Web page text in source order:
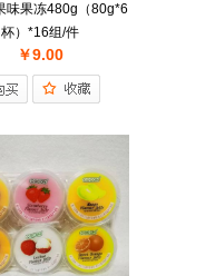
味果冻480g（80g*6
杯）*16组/件
￥9.00